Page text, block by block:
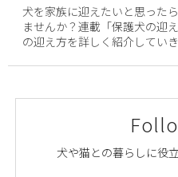
犬を家族に迎えたいと思った
ませんか？連載「保護犬の迎
の迎え方を詳しく紹介していき
犬や猫との暮らしに役